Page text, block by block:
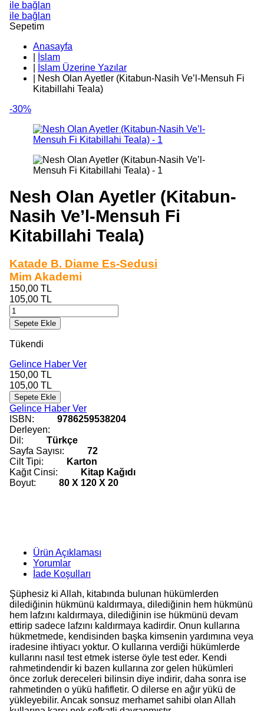
ile bağlan
ile bağlan
Sepetim
Anasayfa
İslam
İslam Üzerine Yazılar
Nesh Olan Ayetler (Kitabun-Nasih Ve’l-Mensuh Fi
Kitabillahi Teala)
-30%
Nesh Olan Ayetler (Kitabun-
Nasih Ve’l-Mensuh Fi
Kitabillahi Teala)
Katade B. Diame Es-Sedusi
Mim Akademi
150,00 TL
105,00 TL
Sepete Ekle
Tükendi
Gelince Haber Ver
150,00 TL
105,00 TL
Sepete Ekle
Gelince Haber Ver
ISBN:
9786259538204
Derleyen:
Dil:
Türkçe
Sayfa Sayısı:
72
Cilt Tipi:
Karton
Kağıt Cinsi:
Kitap Kağıdı
Boyut:
80 X 120 X 20
Ürün Açıklaması
Yorumlar
İade Koşulları
Şüphesiz ki Allah, kitabında bulunan hükümlerden
dilediğinin hükmünü kaldırmaya, dilediğinin hem hükmünü
hem lafzını kaldırmaya, dilediğinin ise hükmünü devam
ettirip sadece lafzını kaldırmaya kadirdir. Onun kullarına
hükmetmede, kendisinden başka kimsenin yardımına veya
iradesine ihtiyacı yoktur. O kullarına verdiği hükümlerde
kullarını nasıl test etmek isterse öyle test eder. Kendi
rahmetindendir ki bazen kullarına zor gelen hükümleri
önce zorluk dereceleri bilinsin diye indirir, daha sonra ise
rahmetinden o yükü hafifletir. O dilerse en ağır yükü de
yükleyebilir. Ancak sonsuz merhamet sahibi olan Allah